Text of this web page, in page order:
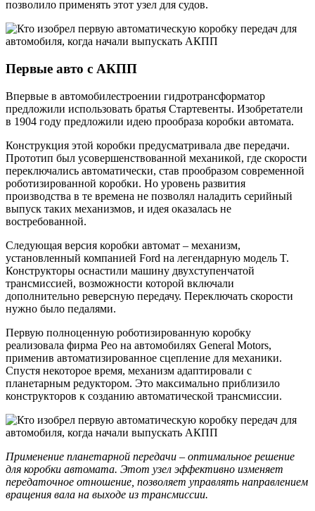
позволило применять этот узел для судов.
Первые авто с АКПП
Впервые в автомобилестроении гидротрансформатор
предложили использовать братья Стартевенты. Изобретатели
в 1904 году предложили идею прообраза коробки автомата.
Конструкция этой коробки предусматривала две передачи.
Прототип был усовершенствованной механикой, где скорости
переключались автоматически, став прообразом современной
роботизированной коробки. Но уровень развития
производства в те времена не позволял наладить серийный
выпуск таких механизмов, и идея оказалась не
востребованной.
Следующая версия коробки автомат – механизм,
установленный компанией Ford на легендарную модель T.
Конструкторы оснастили машину двухступенчатой
трансмиссией, возможности которой включали
дополнительно реверсную передачу. Переключать скорости
нужно было педалями.
Первую полноценную роботизированную коробку
реализовала фирма Рео на автомобилях General Motors,
применив автоматизированное сцепление для механики.
Спустя некоторое время, механизм адаптировали с
планетарным редуктором. Это максимально приблизило
конструкторов к созданию автоматической трансмиссии.
Применение планетарной передачи – оптимальное решение
для коробки автомата. Этот узел эффективно изменяет
передаточное отношение, позволяет управлять направлением
вращения вала на выходе из трансмиссии.